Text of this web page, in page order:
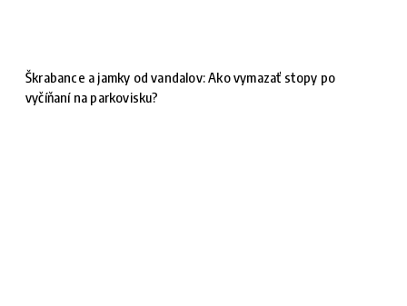
Škrabance a jamky od vandalov: Ako vymazať stopy po
vyčíňaní na parkovisku?